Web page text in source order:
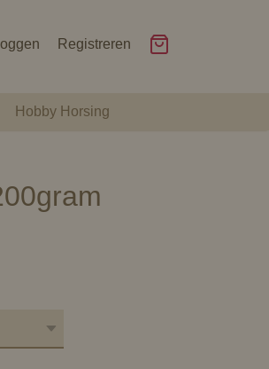
Registreren
Hobby Horsing